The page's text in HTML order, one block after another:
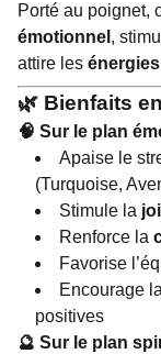
Porté au poignet,
émotionnel ,
attire les
🌿 Bienfaits
🧠 Sur le plan
Apaise le
(Turquoise,
Stimule la
Renforce la
Favorise
Encourage
positives
🔮 Sur le plan